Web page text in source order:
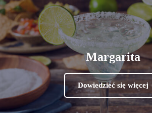
Margarita
Dowiedzieć się więcej